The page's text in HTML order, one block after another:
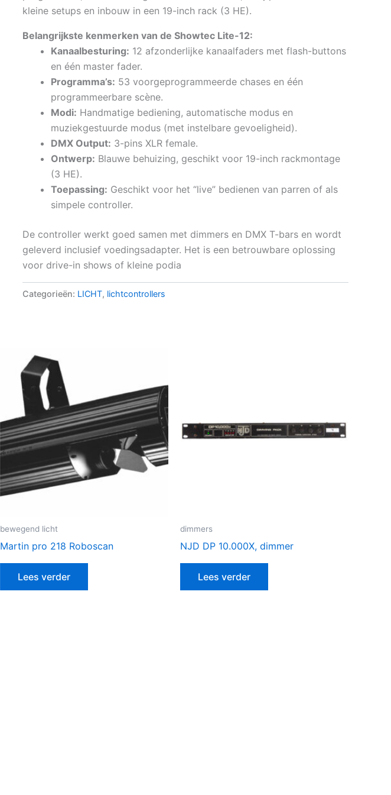
kleine setups en inbouw in een 19-inch rack (3 HE).
Belangrijkste kenmerken van de Showtec Lite-12:
Kanaalbesturing: 12 afzonderlijke kanaalfaders met flash-buttons
en één master fader.
Programma’s: 53 voorgeprogrammeerde chases en één
programmeerbare scène.
Modi: Handmatige bediening, automatische modus en
muziekgestuurde modus (met instelbare gevoeligheid).
DMX Output: 3-pins XLR female.
Ontwerp: Blauwe behuizing, geschikt voor 19-inch rackmontage
(3 HE).
Toepassing: Geschikt voor het “live” bedienen van parren of als
simpele controller.
De controller werkt goed samen met dimmers en DMX T-bars en wordt
geleverd inclusief voedingsadapter. Het is een betrouwbare oplossing
voor drive-in shows of kleine podia
Categorieën: LICHT, lichtcontrollers
bewegend licht
Martin pro 218 Roboscan
Lees verder
dimmers
NJD DP 10.000X, dimmer
Lees verder